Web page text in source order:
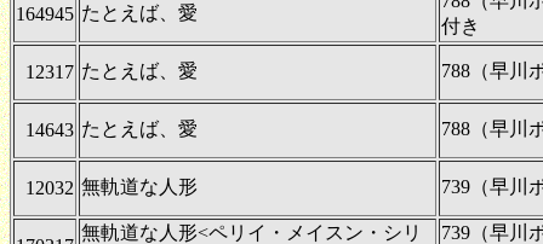
164945 たとえば、愛
付き
12317 たとえば、愛 788（早川
14643 たとえば、愛 788（早川
12032 無軌道な人形 739（早川
無軌道な人形<ペリイ・メイスン・シリ
739（早川